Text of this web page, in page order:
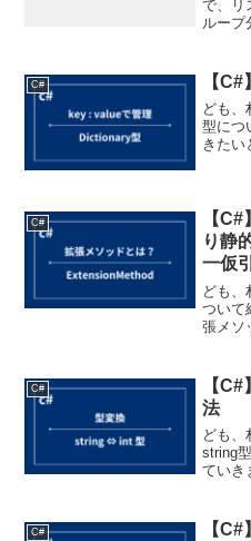
で、リ
ループ
リー
C# 【
ども、
型につ
きたい
C#
【
り静
一仮
た静
ども、
ついて
張メソ
静的
を使う
C#
【
法
ども、
string
ていき
ToSt...
C#
【